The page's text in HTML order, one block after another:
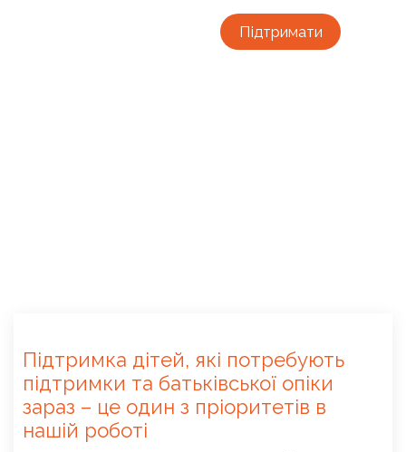
Підтримати
Підтримка дітей, які потребують
підтримки та батьківської опіки
зараз – це один з пріоритетів в
нашій роботі